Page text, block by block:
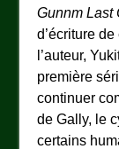
Gunnm Last
d’écriture
l’auteur,
première
continuer
de Gally, le
certains